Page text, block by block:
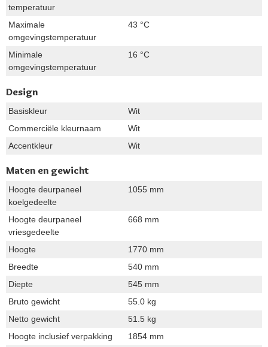
temperatuur
Maximale
omgevingstemperatuur
43 °C
Minimale
omgevingstemperatuur
16 °C
Design
Basiskleur
Wit
Commerciële kleurnaam
Wit
Accentkleur
Wit
Maten en gewicht
Hoogte deurpaneel
koelgedeelte
1055 mm
Hoogte deurpaneel
vriesgedeelte
668 mm
Hoogte
1770 mm
Breedte
540 mm
Diepte
545 mm
Bruto gewicht
55.0 kg
Netto gewicht
51.5 kg
Hoogte inclusief verpakking
1854 mm